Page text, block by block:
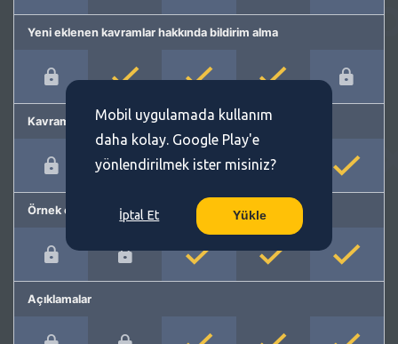
Yeni eklenen kavramlar hakkında bildirim alma
Kavram önerme
Örnek cümleler
Açıklamalar
Mobil uygulamada kullanım
daha kolay. Google Play'e
yönlendirilmek ister misiniz?
İptal Et Yükle